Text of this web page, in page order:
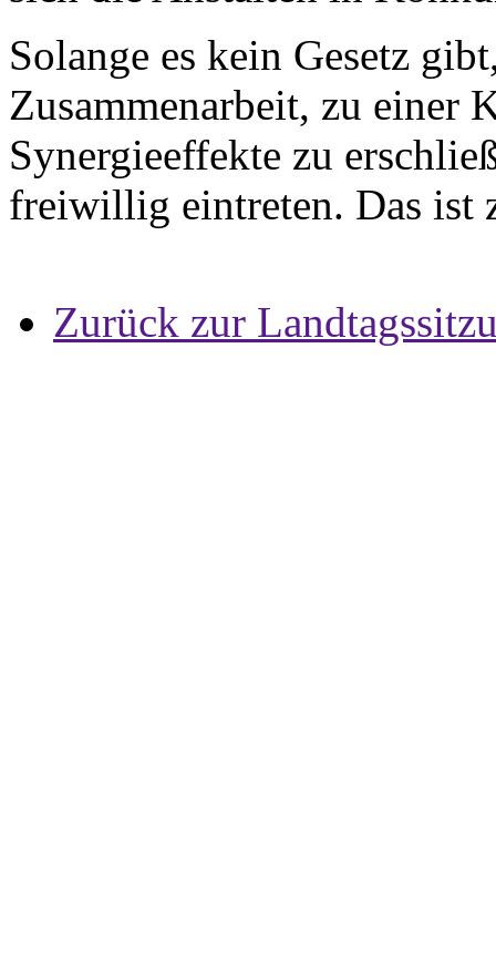
Solange es kein Gesetz
Zusammenarbeit, zu einer
Synergieeffekte zu
freiwillig eintreten. Das ist
Zurück zur